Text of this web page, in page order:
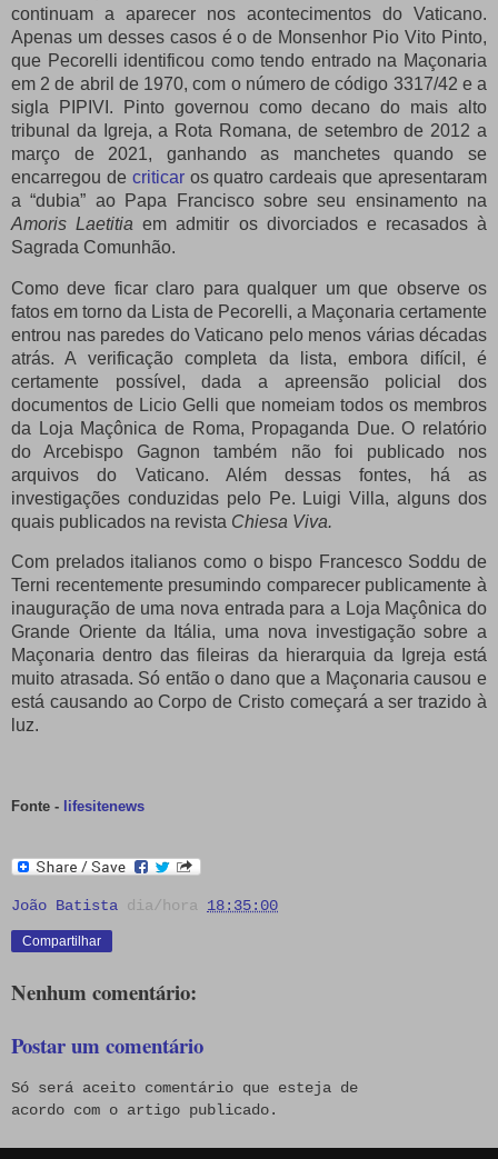
continuam a aparecer nos acontecimentos do Vaticano.
Apenas um desses casos é o de Monsenhor Pio Vito Pinto,
que Pecorelli identificou como tendo entrado na Maçonaria
em 2 de abril de 1970, com o número de código 3317/42 e a
sigla PIPIVI.
Pinto governou como decano do mais alto
tribunal da Igreja, a Rota Romana, de setembro de 2012 a
março de 2021, ganhando as manchetes quando se
encarregou de criticaros quatro cardeais que apresentaram
a “dubia” ao Papa Francisco sobre seu ensinamento na
Amoris Laetitia em admitir os divorciados e recasados ​​à
Sagrada Comunhão.
Como deve ficar claro para qualquer um que observe os
fatos em torno da Lista de Pecorelli, a Maçonaria certamente
entrou nas paredes do Vaticano pelo menos várias décadas
atrás.A verificação completa da lista, embora difícil, é
certamente possível, dada a apreensão policial dos
documentos de Licio Gelli que nomeiam todos os membros
da Loja Maçônica de Roma, Propaganda Due.O relatório
do Arcebispo Gagnon também não foi publicado nos
arquivos do Vaticano. Além dessas fontes, há as
investigações conduzidas pelo Pe. Luigi Villa, alguns dos
quais publicados na revista Chiesa Viva.
Com prelados italianos como o bispo Francesco Soddu de
Terni recentemente presumindo comparecer publicamente à
inauguração de uma nova entrada para a Loja Maçônica do
Grande Oriente da Itália, uma nova investigação sobre a
Maçonaria dentro das fileiras da hierarquia da Igreja está
muito atrasada. Só então o dano que a Maçonaria causou e
está causando ao Corpo de Cristo começará a ser trazido à
luz.
Fonte - lifesitenews
João Batista dia/hora 18:35:00
Compartilhar
Nenhum comentário:
Postar um comentário
Só será aceito comentário que esteja de
acordo com o artigo publicado.